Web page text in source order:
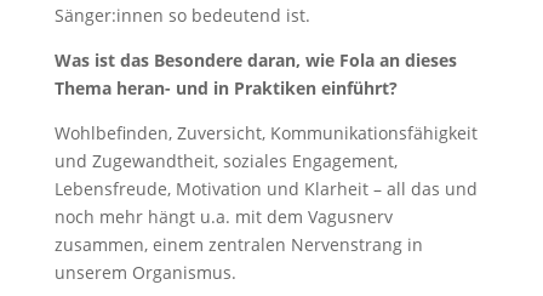
Sänger:innen so bedeutend ist.
Was ist das Besondere daran, wie Fola an dieses
Thema heran- und in Praktiken einführt?
Wohlbefinden, Zuversicht, Kommunikationsfähigkeit
und Zugewandtheit, soziales Engagement,
Lebensfreude, Motivation und Klarheit – all das und
noch mehr hängt u.a. mit dem Vagusnerv
zusammen, einem zentralen Nervenstrang in
unserem Organismus.